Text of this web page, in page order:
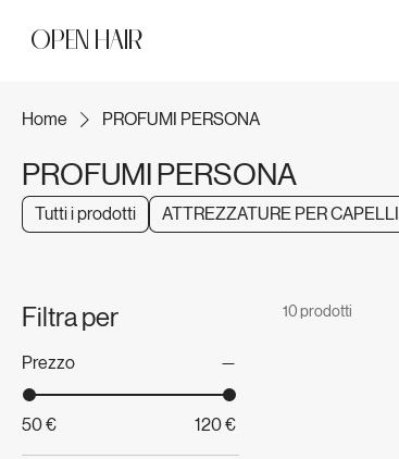
OPEN HAIR
Home PROFUMI PERSONA
PROFUMI PERSONA
Tutti i prodotti ATTREZZATURE PER CAPELLI
Filtra per
Prezzo
50 € 120 €
10 prodotti